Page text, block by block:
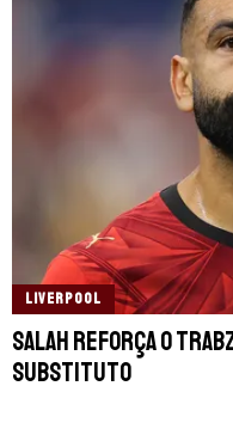
LIVERPOOL
Salah reforça o
substituto